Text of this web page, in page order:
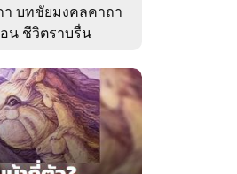
บทชัยมงคลคาถา
น ชีวิตราบรื่น